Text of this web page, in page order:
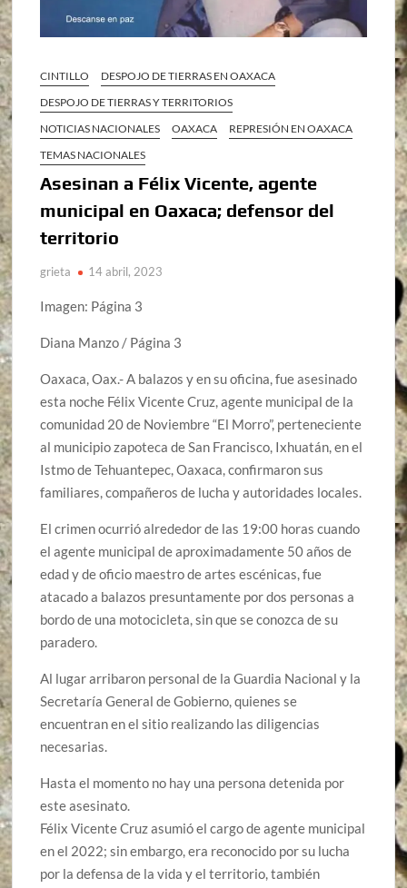
CINTILLO
DESPOJO DE TIERRAS EN OAXACA
DESPOJO DE TIERRAS Y TERRITORIOS
NOTICIAS NACIONALES
OAXACA
REPRESIÓN EN OAXACA
TEMAS NACIONALES
Asesinan a Félix Vicente, agente
municipal en Oaxaca; defensor del
territorio
grieta 14 abril, 2023
Imagen: Página 3
Diana Manzo / Página 3
Oaxaca, Oax.- A balazos y en su oficina, fue asesinado
esta noche Félix Vicente Cruz, agente municipal de la
comunidad 20 de Noviembre “El Morro”, perteneciente
al municipio zapoteca de San Francisco, Ixhuatán, en el
Istmo de Tehuantepec, Oaxaca, confirmaron sus
familiares, compañeros de lucha y autoridades locales.
El crimen ocurrió alrededor de las 19:00 horas cuando
el agente municipal de aproximadamente 50 años de
edad y de oficio maestro de artes escénicas, fue
atacado a balazos presuntamente por dos personas a
bordo de una motocicleta, sin que se conozca de su
paradero.
Al lugar arribaron personal de la Guardia Nacional y la
Secretaría General de Gobierno, quienes se
encuentran en el sitio realizando las diligencias
necesarias.
Hasta el momento no hay una persona detenida por
este asesinato.
Félix Vicente Cruz asumió el cargo de agente municipal
en el 2022; sin embargo, era reconocido por su lucha
por la defensa de la vida y el territorio, también